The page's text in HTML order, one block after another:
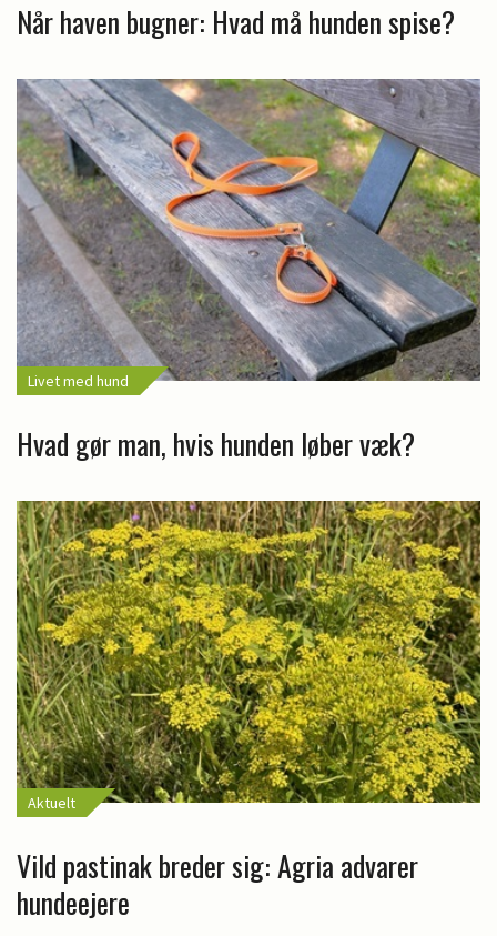
Når haven bugner: Hvad må hunden spise?
Livet med hund
Hvad gør man, hvis hunden løber væk?
Aktuelt
Vild pastinak breder sig: Agria advarer
hundeejere